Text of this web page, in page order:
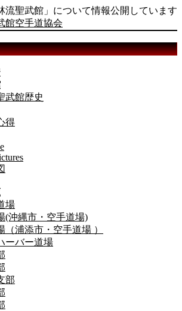
流聖武館」について情報公開しています
館空手道協会
武館歴史
得
場
(沖縄市・空手道場)
（浦添市・空手道場 ）
ーバー道場
部